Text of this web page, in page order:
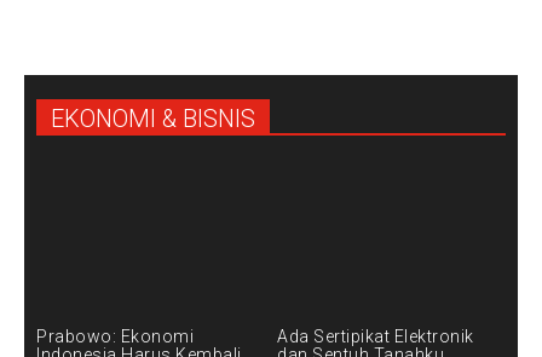
EKONOMI & BISNIS
Prabowo: Ekonomi
Ada Sertipikat Elektronik